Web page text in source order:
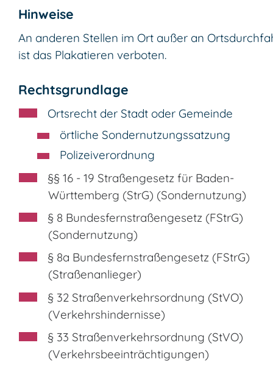
Hinweise
An anderen Stellen im Ort außer an
ist das Plakatieren verboten.
Rechtsgrundlage
Ortsrecht der Stadt oder Gemeinde
örtliche Sondernutzungssatzung
Polizeiverordnung
§§ 16 - 19 Straßengesetz für Baden-
Württemberg (StrG) (Sondernutzung)
§ 8 Bundesfernstraßengesetz (FStrG)
(Sondernutzung)
§ 8a Bundesfernstraßengesetz (FStrG)
(Straßenanlieger)
§ 32 Straßenverkehrsordnung (StVO)
(Verkehrshindernisse)
§ 33 Straßenverkehrsordnung (StVO)
(Verkehrsbeeinträchtigungen)